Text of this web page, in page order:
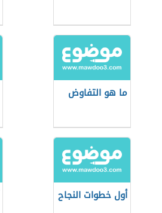
ما هو التفاوض
أول خطوات النجاح